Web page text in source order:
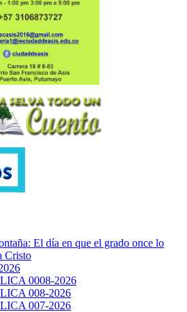
El día en que el grado once lo
Cristo
0008-2026
008-2026
007-2026